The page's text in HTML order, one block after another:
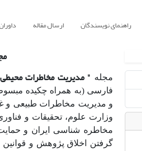
راهنمای نویسندگان ارسال مقاله
مجله " مدیریت مخاطرات
فارسی (به همراه چکیده
وزارت علوم، تحقیقات و
مخاطره شناسی ایران و
گرفتن اخلاق پژوهش و